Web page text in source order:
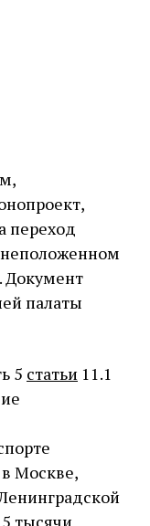
переход
Документ
палаты
5 статьи 11.1
Москве,
тысячи